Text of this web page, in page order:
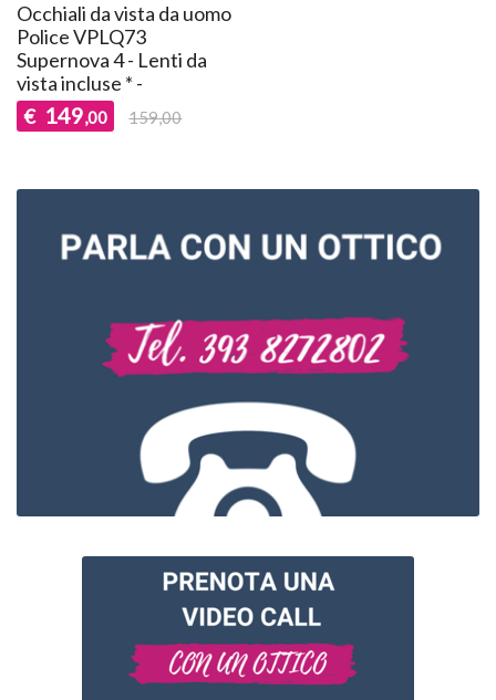
Occhiali da vista da uomo
Police VPLQ73
Supernova 4 - Lenti da
vista incluse * -
€ 149,00 159,00